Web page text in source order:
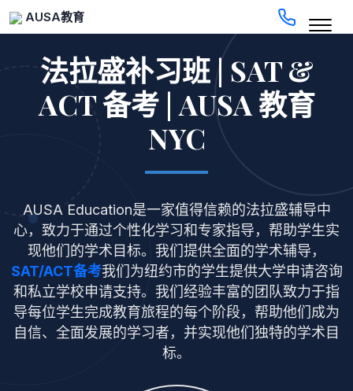
AUSA教育
法拉盛补习班 | SAT &
ACT 备考 | AUSA 教育
NYC
AUSA Education是一家值得信赖的法拉盛辅导中
心，致力于通过个性化学习和专家指导，帮助学生实
现他们的学术目标。我们提供全面的学术辅导，
SAT/ACT备考我们为纽约市的学生提供大学申请咨询
和私立学校申请支持。我们经验丰富的团队致力于指
导每位学生完成教育旅程的每个阶段，帮助他们成为
自信、全面发展的学习者，并实现他们独特的学术目
标。